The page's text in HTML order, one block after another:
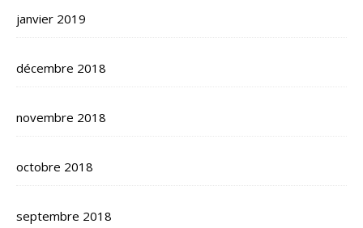
janvier 2019
décembre 2018
novembre 2018
octobre 2018
septembre 2018